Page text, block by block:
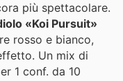
più spettacolare.
«Koi Pursuit»
rosso e bianco,
Un mix di
1 conf. da 10